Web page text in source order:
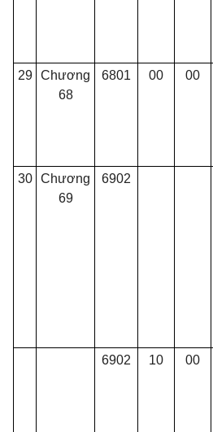
29
Chương
68
6801 00 00
30
Chương
69
6902
6902
10 00